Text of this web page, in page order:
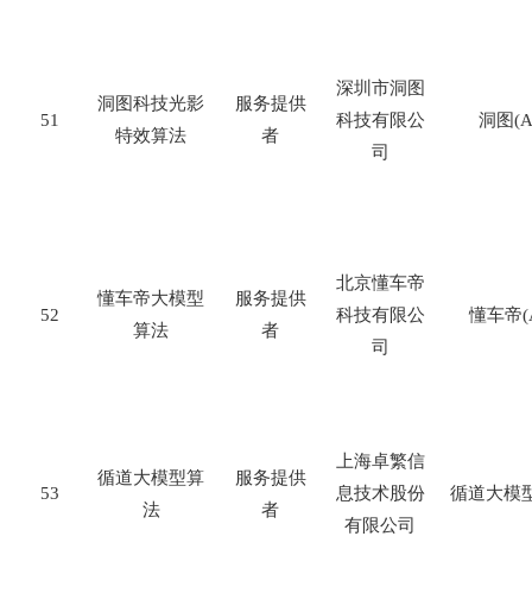
51
洞图科技光影
特效算法
服务提供
者
深圳市洞图
科技有限公
司
洞图
52
懂车帝大模型
算法
服务提供
者
北京懂车帝
科技有限公
司
懂车帝
53
循道大模型算
法
服务提供
者
上海卓繁信
息技术股份
有限公司
循道大模